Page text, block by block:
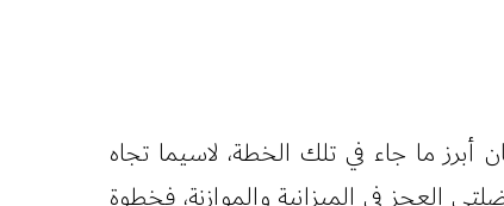
ما جاء في تلك الخطة، لاسيما تجاه
العجز في الميزانية والموازنة، فخطوة